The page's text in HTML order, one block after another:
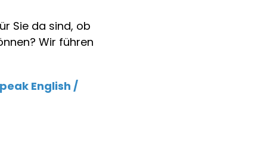
Sie da sind, ob
Wir führen
English /